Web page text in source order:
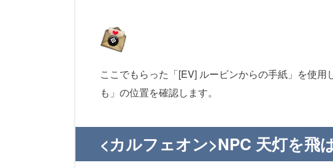
ここでもらった「[EV] ルービンからの手紙」を使用
も」の位置を確認します。
<カルフェオン>NPC 天灯を飛